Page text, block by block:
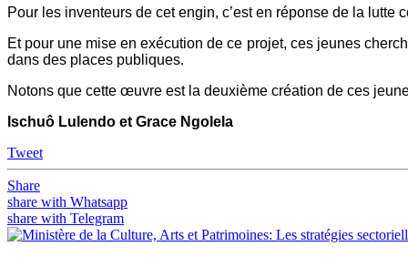
Pour les inventeurs de cet engin, c’est en réponse de la
Et pour une mise en exécution de ce projet, ces jeunes
dans des places publiques.
Notons que cette œuvre est la deuxième création de ces
Ischuô Lulendo et Grace Ngolela
Tweet
Share
share with Whatsapp
share with Telegram